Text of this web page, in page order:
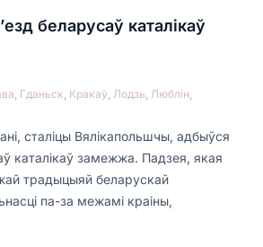
беларусаў каталікаў
Гданьск Кракаў Лодзь Люблін
сталіцы Вялікапольшчы, адбыўся
каталікаў замежжа. Падзея, якая
традыцыяй беларускай
па-за межамі краіны,